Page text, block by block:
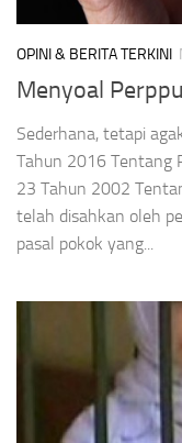
OPINI & BERITA TERKINI
Menyoal
Sederhana, tetapi
Tahun 2016 Tentang
23 Tahun 2002
telah disahkan oleh
pasal pokok yang...